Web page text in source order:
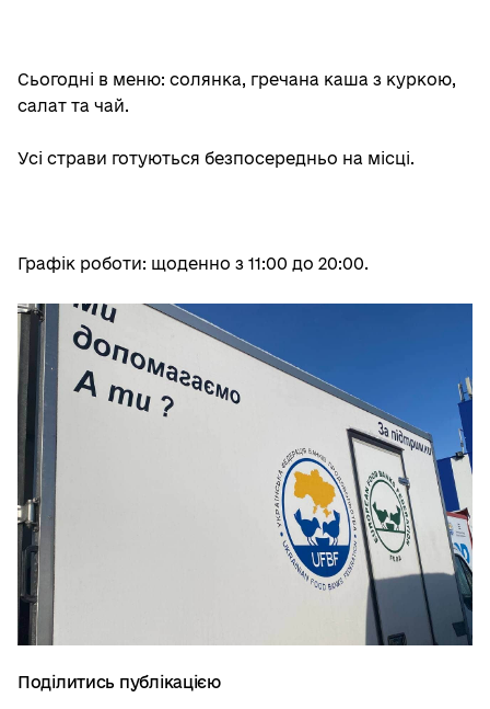
Сьогодні в меню: солянка, гречана каша з куркою,
салат та чай.
Усі страви готуються безпосередньо на місці.
Графік роботи: щоденно з 11:00 до 20:00.
Поділитись публікацією